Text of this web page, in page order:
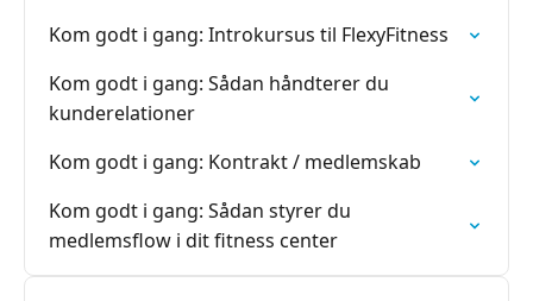
Kom godt i gang: Introkursus til FlexyFitness
Kom godt i gang: Sådan håndterer du
kunderelationer
Kom godt i gang: Kontrakt / medlemskab
Kom godt i gang: Sådan styrer du
medlemsflow i dit fitness center